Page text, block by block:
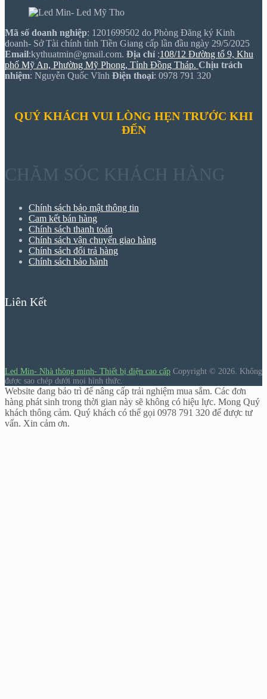
Mã số doanh nghiệp: 1201699502 do Phòng Đăng ký Kinh
doanh- Sở Tài chính tỉnh Tiền Giang cấp lần đầu ngày 29/5/2025
Email:kythuatmin@gmail.com. Địa chỉ :108/12 Đường tổ 9, Khu
phố Mỹ An, Phường Mỹ Phong, Tỉnh Đồng Tháp. Chịu trách
nhiệm: Nguyễn Quốc Vĩnh Điện thoại: 0978 791 320
QUÝ KHÁCH VUI LÒNG HẸN TRƯỚC KHI
ĐẾN
CHĂM SÓC KHÁCH HÀNG
Chính sách bảo mật thông tin
Cam kết bán hàng
Chính sách thanh toán
Chính sách vận chuyển giao hàng
Chính sách đổi trả hàng
Chính sách bảo hành
Liên Kết
Led Min- Nhà thông minh- Thiết bị điện cao cấp Copyright © 2026. Không
được sao chép dưới mọi hình thức.
Website đang bảo trì để nâng cấp trải nghiệm mua sắm. Các đơn
hàng phát sinh trong thời gian này sẽ không có hiệu lực. Mong Quý
khách thông cảm. Quý khách có thể gọi 0978 791 320 để được tư
vấn. Xin cảm ơn.